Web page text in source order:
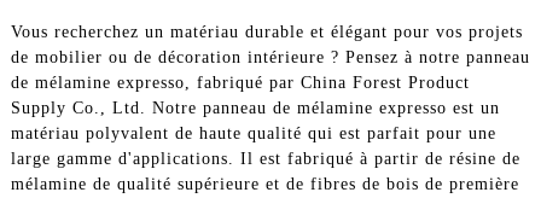
Vous recherchez un matériau durable et élégant pour vos projets
de mobilier ou de décoration intérieure ? Pensez à notre panneau
de mélamine expresso, fabriqué par China Forest Product
Supply Co., Ltd. Notre panneau de mélamine expresso est un
matériau polyvalent de haute qualité qui est parfait pour une
large gamme d'applications. Il est fabriqué à partir de résine de
mélamine de qualité supérieure et de fibres de bois de première